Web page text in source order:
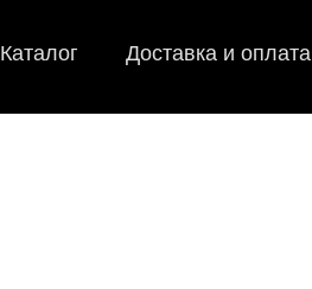
Каталог Доставка и оплата